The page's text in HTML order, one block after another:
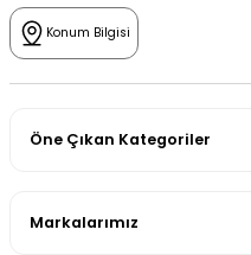
Konum Bilgisi
Öne Çıkan Kategoriler
Markalarımız